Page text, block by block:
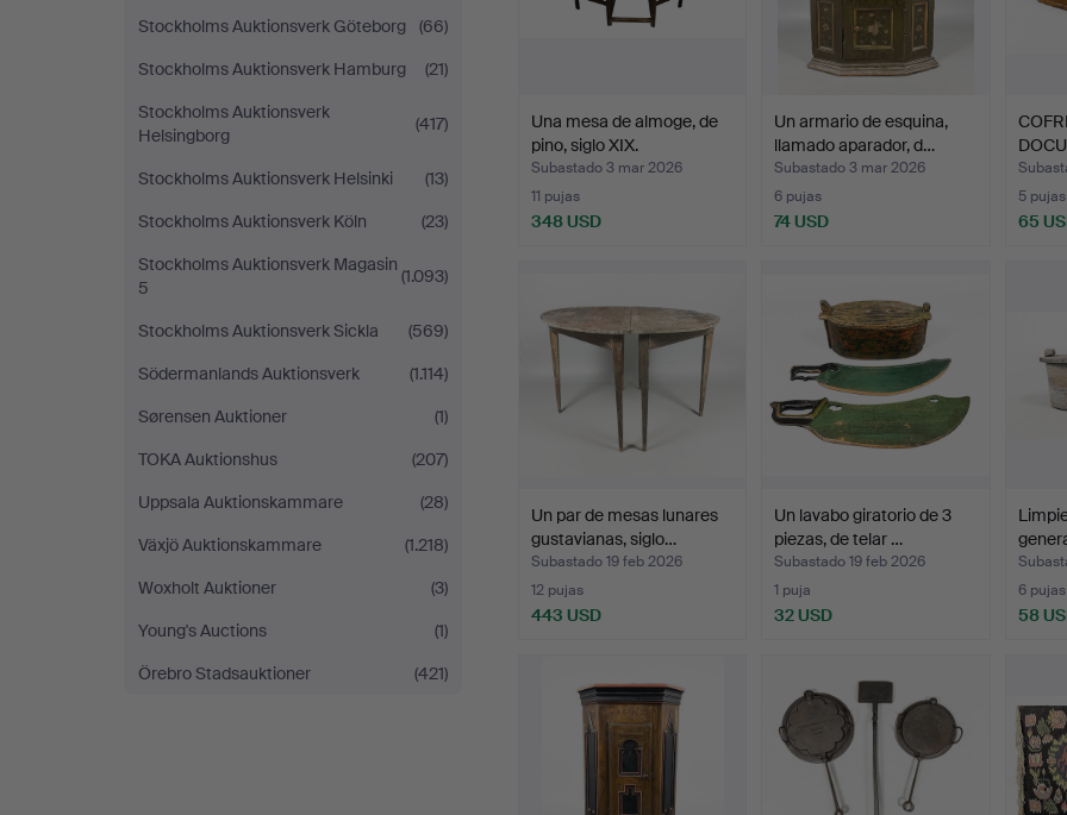
Stockholms Auktionsverk Göteborg
(66)
Stockholms Auktionsverk Hamburg
(21)
Stockholms Auktionsverk
Helsingborg
(417)
Stockholms Auktionsverk Helsinki
(13)
Stockholms Auktionsverk Köln
(23)
Stockholms Auktionsverk Magasin
5
(1.093)
Stockholms Auktionsverk Sickla
(569)
Södermanlands Auktionsverk
(1.114)
Sørensen Auktioner
(1)
TOKA Auktionshus
(207)
Uppsala Auktionskammare
(28)
Växjö Auktionskammare
(1.218)
Woxholt Auktioner
(3)
Young's Auctions
(1)
Örebro Stadsauktioner
(421)
Una mesa de almoge, de
pino, siglo XIX.
Subastado 3 mar 2026
11 pujas
348 USD
Un armario de esquina,
llamado aparador, d…
Subastado 3 mar 2026
6 pujas
74 USD
5 pujas
65
Un par de mesas lunares
gustavianas, siglo…
Subastado 19 feb 2026
12 pujas
443 USD
Un lavabo giratorio de 3
piezas, de telar …
Subastado 19 feb 2026
1 puja
32 USD
6 pujas
58